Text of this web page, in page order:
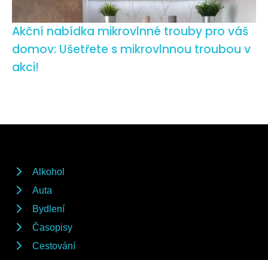
Akční nabídka mikrovlnné trouby pro váš
domov: Ušetřete s mikrovlnnou troubou v
akci!
Alkohol
Auta
Bydlení
Časopisy
Cestování